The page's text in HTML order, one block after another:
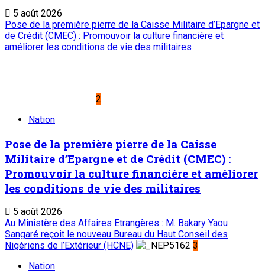
5 août 2026
Pose de la première pierre de la Caisse Militaire d’Epargne et
de Crédit (CMEC) : Promouvoir la culture financière et
améliorer les conditions de vie des militaires
2
Nation
Pose de la première pierre de la Caisse
Militaire d’Epargne et de Crédit (CMEC) :
Promouvoir la culture financière et améliorer
les conditions de vie des militaires
5 août 2026
Au Ministère des Affaires Etrangères : M. Bakary Yaou
Sangaré reçoit le nouveau Bureau du Haut Conseil des
Nigériens de l’Extérieur (HCNE)
3
Nation